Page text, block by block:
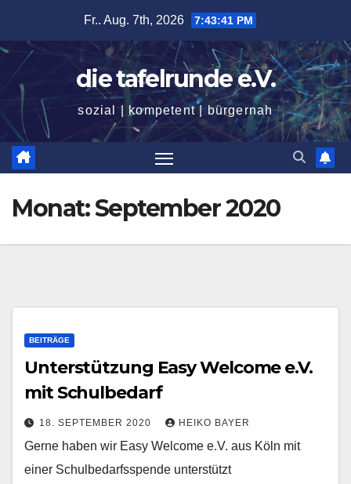
springen
Fr.. Aug. 7th, 2026 7:43:42 PM
die tafelrunde e.V.
sozial | kompetent | bürgernah
Monat:September 2020
BEITRÄGE
Unterstützung Easy Welcome e.V.
mit Schulbedarf
18. SEPTEMBER 2020 HEIKO BAYER
Gerne haben wir Easy Welcome e.V. aus Köln mit
einer Schulbedarfsspende unterstützt